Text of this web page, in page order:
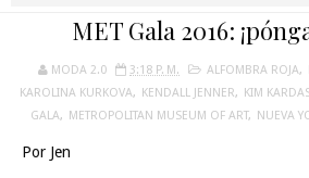
MET Gala 2016:
MODA 2.0 3:18 P. M. ALFOMBRA ROJA,
KAROLINA KURKOVA, KENDALL JENNER, KIM
GALA, METROPOLITAN MUSEUM OF ART, NUEVA
Por Jen